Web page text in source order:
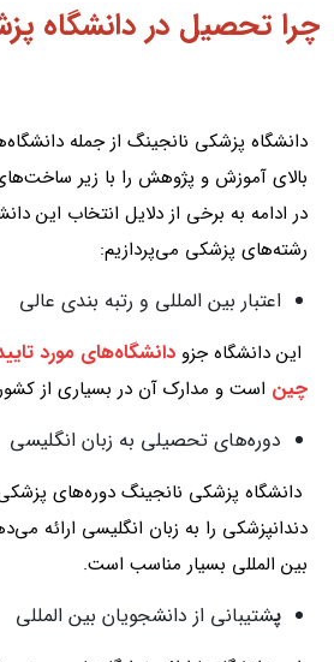
چرا تحصیل در دانشگاه
دانشگاه پزشکی نانجینگ از جمله
بالای آموزش و پژوهش را با زیر
در ادامه به برخی از دلایل انتخاب این
رشته‌های پزشکی می‌پردازیم:
اعتبار بین‌ المللی و رتبه‌ بندی عالی
این دانشگاه جزو دانشگاه‌های مورد
چین است و مدارک آن در بسیاری از
دوره‌های تحصیلی به زبان انگلیسی
دندانپزشکی را به زبان انگلیسی ارائه
بین‌ المللی بسیار مناسب است.
پشتیبانی از دانشجویان بین‌ المللی